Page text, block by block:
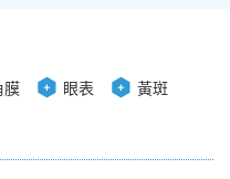
膜 眼表
黃斑